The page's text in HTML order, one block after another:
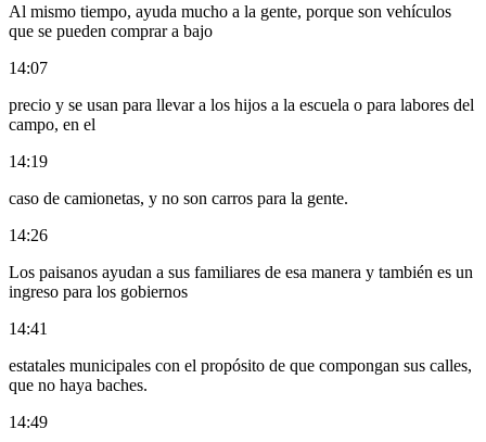
Al mismo tiempo, ayuda mucho a la gente, porque son vehículos
que se pueden comprar a bajo
14:07
precio y se usan para llevar a los hijos a la escuela o para labores del
campo, en el
14:19
caso de camionetas, y no son carros para la gente.
14:26
Los paisanos ayudan a sus familiares de esa manera y también es un
ingreso para los gobiernos
14:41
estatales municipales con el propósito de que compongan sus calles,
que no haya baches.
14:49